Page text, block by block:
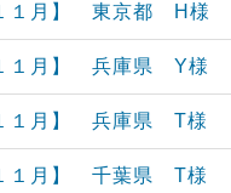
１月】 東京都 H様
１月】 兵庫県 Y様
１月】 兵庫県 T様
１月】 千葉県 T様